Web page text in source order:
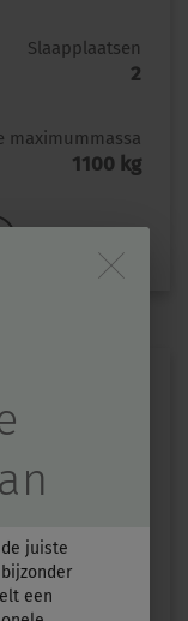
Slaapplaatsen
2
maximummassa
1100 kg
Slaapplaatsen
wird
juiste
een